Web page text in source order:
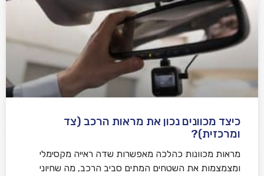
כיצד מכוונים נכון את מראות הרכב (צד
ומרכזית)?
מראות מכוונות כהלכה מאפשרות שדה ראייה מקסימלי
ומצמצמות את השטחים המתים סביב הרכב, מה שחיוני